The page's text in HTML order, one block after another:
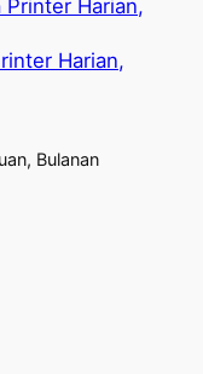
Harian,
Bulanan